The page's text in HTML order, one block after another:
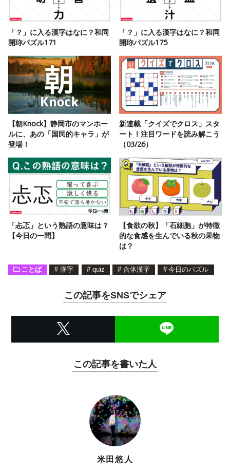
「？」に入る漢字はなに？和同
開珎パズル171
「？」に入る漢字はなに？和同
開珎パズル175
【朝Knock】静岡市のマンホー
ルに、あの「国民的キャラ」が
登場！
新連載「クイズでクロス」スタ
ート！注目ワードを読み解こう
（03/26）
「忐忑」という熟語の意味は？
【今日の一問】
【食欲の秋】「石細胞」が特徴
的な食感を生んでいる秋の果物
は？
ことば # 漢字 # quiz # 合体漢字 # 今日のパズル
この記事をSNSでシェア
この記事を書いた人
米田悠人